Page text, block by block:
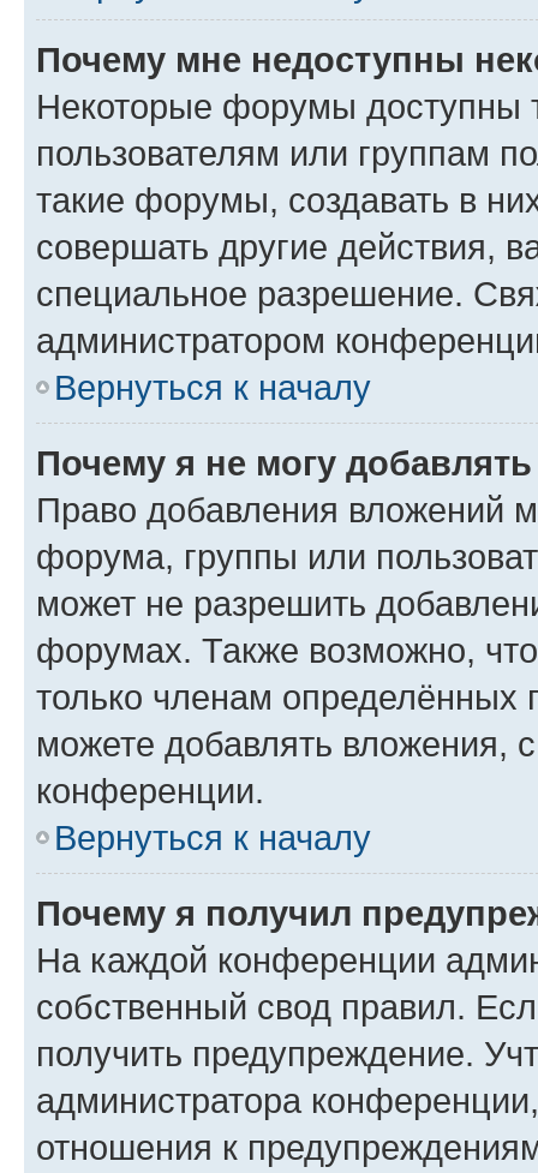
Почему мне недоступны
Некоторые форумы доступны
пользователям или группам
такие форумы, создавать в
совершать другие действия,
специальное разрешение.
администратором
Вернуться к началу
Почему я не могу
Право добавления вложений
форума, группы или
может не разрешить
форумах. Также возможно,
только членам определённых
можете добавлять вложения,
конференции.
Вернуться к началу
Почему я получил
На каждой конференции
собственный свод правил.
получить предупреждение.
администратора
отношения к